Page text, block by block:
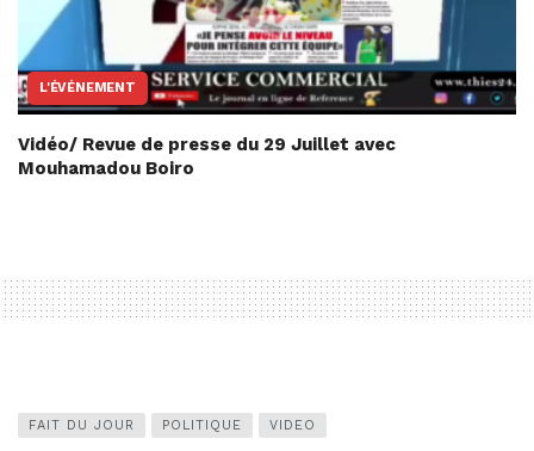
L'ÉVÉNEMENT
Vidéo/ Revue de presse du 29 Juillet avec
Mouhamadou Boiro
FAIT DU JOUR POLITIQUE VIDEO